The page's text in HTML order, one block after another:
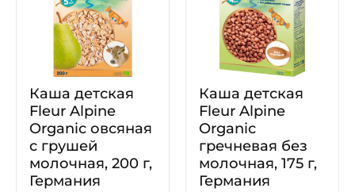
Каша детская
Fleur Alpine
Organic овсяная
с грушей
молочная, 200 г,
Германия
Каша детская
Fleur Alpine
Organic
гречневая без
молочная, 175 г,
Германия